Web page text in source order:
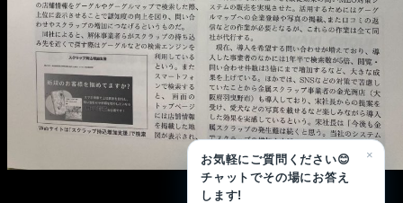
ン
テ
ン
ツ
へ
移
動
お気軽にご質問ください😊
チャットでその場にお答え
します!
×